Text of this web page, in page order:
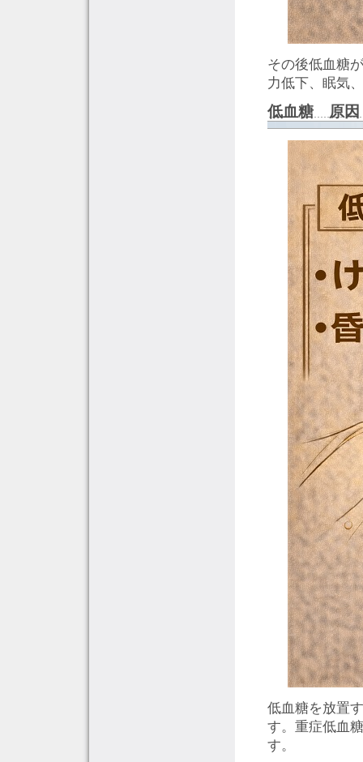
その後低血糖
力低下、眠気
低血糖 原因
低血糖を放置
す。重症低血
す。